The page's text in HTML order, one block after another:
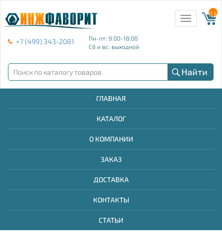
+7 (499) 343-2081
Пн-пт: 9:00-18:00
Сб и вс: выходной
Toggle
navigation
{{
Найти
ГЛАВНАЯ
КАТАЛОГ
О КОМПАНИИ
ЗАКАЗ
ДОСТАВКА
КОНТАКТЫ
СТАТЬИ